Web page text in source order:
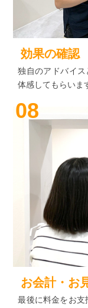
効果の確認
独自のアドバイ
体感してもらいま
08
お会計・お
最後に料金をお支